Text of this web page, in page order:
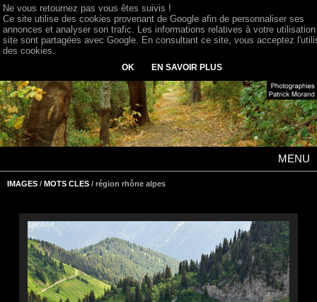
MENU
IMAGES / MOTS CLES / région rhône alpes
Ne vous retournez pas vous êtes suivis !
Ce site utilise des cookies provenant de Google afin de personnaliser ses
annonces et analyser son trafic. Les informations relatives à votre
site sont partagées avec Google. En consultant ce site, vous acceptez
des cookies.
OK EN SAVOIR PLUS